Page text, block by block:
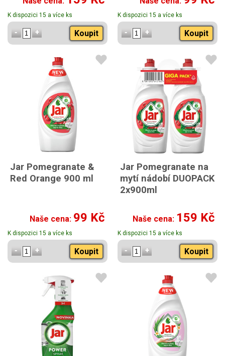
K dispozici 15 a více ks
Koupit
K dispozici 15 a více ks
Koupit
Jar Pomegranate &
Red Orange 900 ml
Naše cena: 99 Kč
K dispozici 15 a více ks
Koupit
Jar Pomegranate na
mytí nádobí DUOPACK
2x900ml
Naše cena: 159 Kč
K dispozici 15 a více ks
Koupit